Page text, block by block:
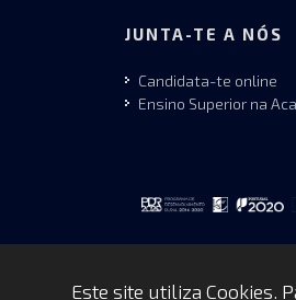
JUNTA-TE A NÓS
Candidata-te online
Ensino Superior na
Este site utiliza Cookies.